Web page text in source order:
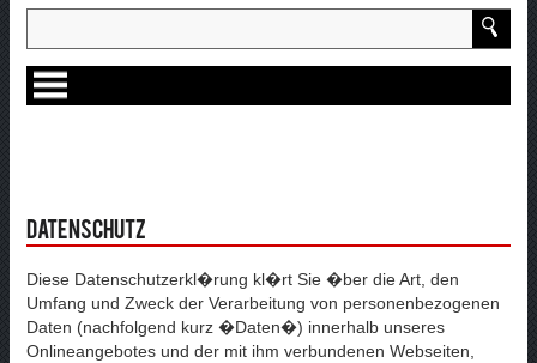
Datenschutz
Diese Datenschutzerkl�rung kl�rt Sie �ber die Art, den
Umfang und Zweck der Verarbeitung von personenbezogenen
Daten (nachfolgend kurz �Daten�) innerhalb unseres
Onlineangebotes und der mit ihm verbundenen Webseiten,